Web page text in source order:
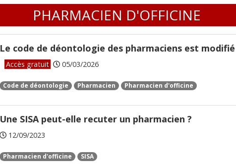
PHARMACIEN D'OFFICINE
Le code de déontologie des pharmaciens est modifié
Accès gratuit 05/03/2026
Code de déontologie Pharmacien Pharmacien d'officine
Une SISA peut-elle recuter un pharmacien ?
12/09/2023
Pharmacien d'officine SISA